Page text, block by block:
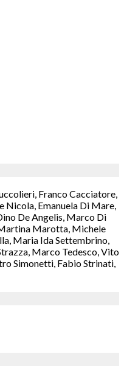
Franco Cacciatore,
Nicola, Emanuela Di Mare,
De Angelis, Marco Di
Marotta, Michele
Maria Ida Settembrino,
Marco Tedesco, Vito
Simonetti, Fabio Strinati,